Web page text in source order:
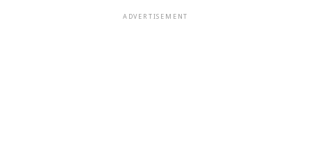
ADVERTISEMENT